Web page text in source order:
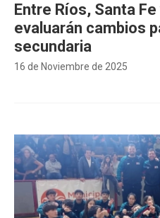
16 de Noviembre de 2025
Entre Ríos, Santa
evaluarán cambios
secundaria